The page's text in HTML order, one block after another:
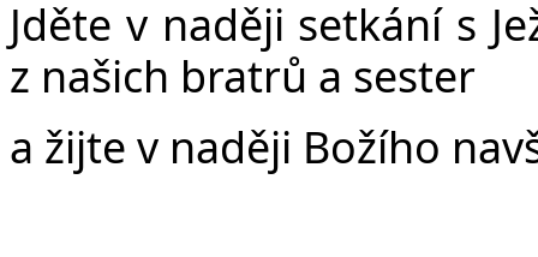
Jděte v naději setkání s
z našich bratrů a sester
a žijte v naději Božího